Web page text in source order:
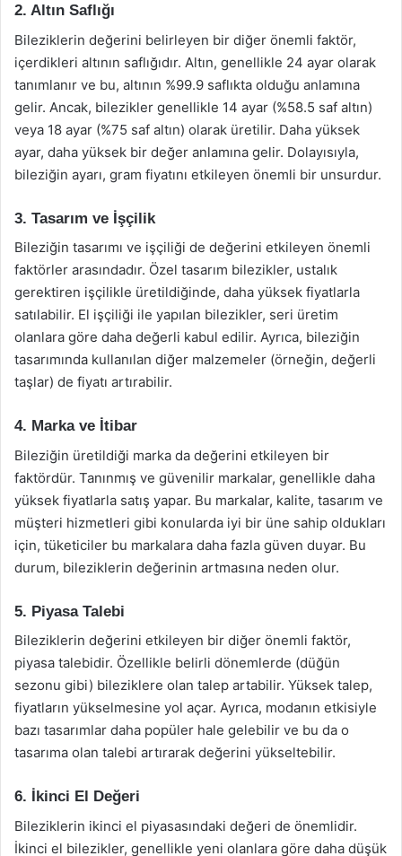
2. Altın Saflığı
Bileziklerin değerini belirleyen bir diğer önemli faktör,
içerdikleri altının saflığıdır. Altın, genellikle 24 ayar olarak
tanımlanır ve bu, altının %99.9 saflıkta olduğu anlamına
gelir. Ancak, bilezikler genellikle 14 ayar (%58.5 saf altın)
veya 18 ayar (%75 saf altın) olarak üretilir. Daha yüksek
ayar, daha yüksek bir değer anlamına gelir. Dolayısıyla,
bileziğin ayarı, gram fiyatını etkileyen önemli bir unsurdur.
3. Tasarım ve İşçilik
Bileziğin tasarımı ve işçiliği de değerini etkileyen önemli
faktörler arasındadır. Özel tasarım bilezikler, ustalık
gerektiren işçilikle üretildiğinde, daha yüksek fiyatlarla
satılabilir. El işçiliği ile yapılan bilezikler, seri üretim
olanlara göre daha değerli kabul edilir. Ayrıca, bileziğin
tasarımında kullanılan diğer malzemeler (örneğin, değerli
taşlar) de fiyatı artırabilir.
4. Marka ve İtibar
Bileziğin üretildiği marka da değerini etkileyen bir
faktördür. Tanınmış ve güvenilir markalar, genellikle daha
yüksek fiyatlarla satış yapar. Bu markalar, kalite, tasarım ve
müşteri hizmetleri gibi konularda iyi bir üne sahip oldukları
için, tüketiciler bu markalara daha fazla güven duyar. Bu
durum, bileziklerin değerinin artmasına neden olur.
5. Piyasa Talebi
Bileziklerin değerini etkileyen bir diğer önemli faktör,
piyasa talebidir. Özellikle belirli dönemlerde (düğün
sezonu gibi) bileziklere olan talep artabilir. Yüksek talep,
fiyatların yükselmesine yol açar. Ayrıca, modanın etkisiyle
bazı tasarımlar daha popüler hale gelebilir ve bu da o
tasarıma olan talebi artırarak değerini yükseltebilir.
6. İkinci El Değeri
Bileziklerin ikinci el piyasasındaki değeri de önemlidir.
İkinci el bilezikler, genellikle yeni olanlara göre daha düşük